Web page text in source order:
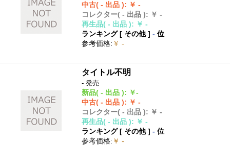
中古( - 出品 ): ￥ -
コレクター( - 出品 ): ￥ -
再生品( - 出品 ): ￥ -
ランキング [ その他]- 位
参考価格: ￥ -
タイトル不明
- 発売
新品( - 出品 ): ￥-
中古( - 出品 ): ￥ -
コレクター( - 出品 ): ￥ -
再生品( - 出品 ): ￥ -
ランキング [ その他]- 位
参考価格: ￥ -